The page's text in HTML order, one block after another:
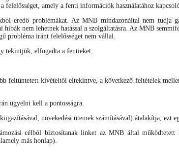
felelősséget, amely a fenti információk használatához
eredő problémákat. Az MNB mindazonáltal nem tudja
nem lehetnek hatással a szolgáltatásra. Az MNB
probléma iránt felelősséget nem vállal.
tekintjük, elfogadta a fentieket.
feltüntetett kivételtől eltekintve, a következő feltételek
ügyelni kell a pontosságra.
növekedési ütemek számításával) átalakítja, ezt
célból biztosítanak linket az MNB által működtetett
más honlap).